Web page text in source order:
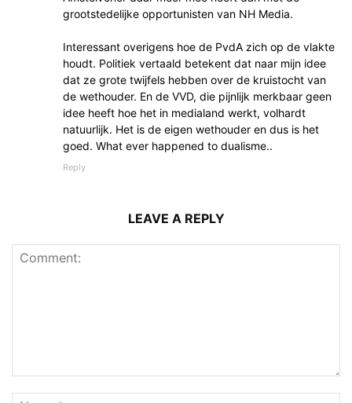
grootstedelijke opportunisten van NH Media.
Interessant overigens hoe de PvdA zich op de vlakte
houdt. Politiek vertaald betekent dat naar mijn idee
dat ze grote twijfels hebben over de kruistocht van
de wethouder. En de VVD, die pijnlijk merkbaar geen
idee heeft hoe het in medialand werkt, volhardt
natuurlijk. Het is de eigen wethouder en dus is het
goed. What ever happened to dualisme..
Reply
LEAVE A REPLY